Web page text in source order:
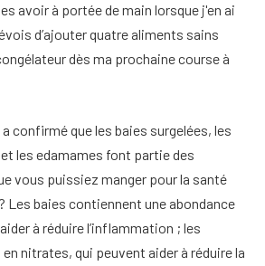
avoir à portée de main lorsque j'en ai
d’ajouter quatre aliments sains
dès ma prochaine course à
confirmé que les baies surgelées, les
les edamames font partie des
vous puissiez manger pour la santé
Les baies contiennent une abondance
à réduire l’inflammation ; les
nitrates, qui peuvent aider à réduire la